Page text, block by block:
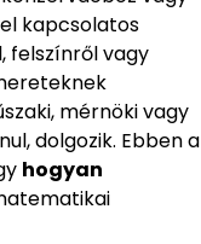
kapcsolatos
felszínről vagy
mérnöki vagy
dolgozik. Ebben a
hogyan